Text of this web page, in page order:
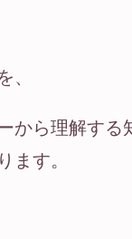
、
から理解す
ます。